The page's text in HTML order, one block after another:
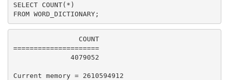
SELECT COUNT
FROM WORD_DICTIONARY;
=====================
Current memory = 2610594912